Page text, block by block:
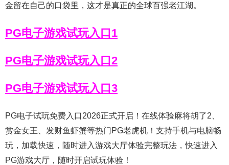
金留在自己的口袋里，这才是真正的全球百强老江湖。
PG电子游戏试玩入口1
PG电子游戏试玩入口2
PG电子游戏试玩入口3
PG电子试玩免费入口2026正式开启！在线体验麻将胡了2、
赏金女王、发财鱼虾蟹等热门PG老虎机！支持手机与电脑畅
玩，加载快速，随时进入游戏大厅体验完整玩法，快速进入
PG游戏大厅，随时开启试玩体验！